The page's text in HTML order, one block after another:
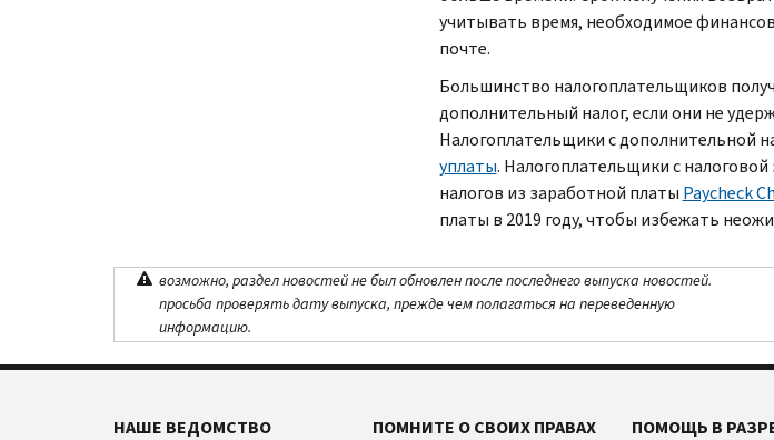
учитывать время, необходимое
почте.
Большинство налогоплательщиков
дополнительный налог, если они не
Налогоплательщики с дополнительной
уплаты. Налогоплательщики с
налогов из заработной платы Paycheck
платы в 2019 году, чтобы избежать
возможно, раздел новостей не был обновлен после последнего выпуска новостей.
просьба проверять дату выпуска, прежде чем полагаться на переведенную
информацию.
НАШЕ ВЕДОМСТВО
ПОМНИТЕ О СВОИХ ПРАВАХ
ПОМОЩЬ В